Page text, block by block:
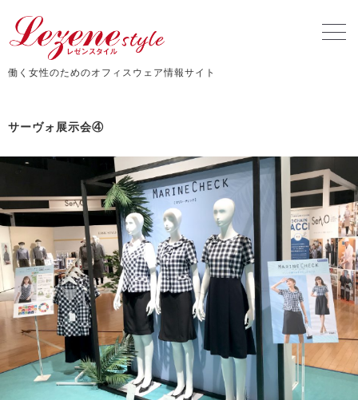
働く女性のためのオフィスウェア情報サイト
サーヴォ展示会④